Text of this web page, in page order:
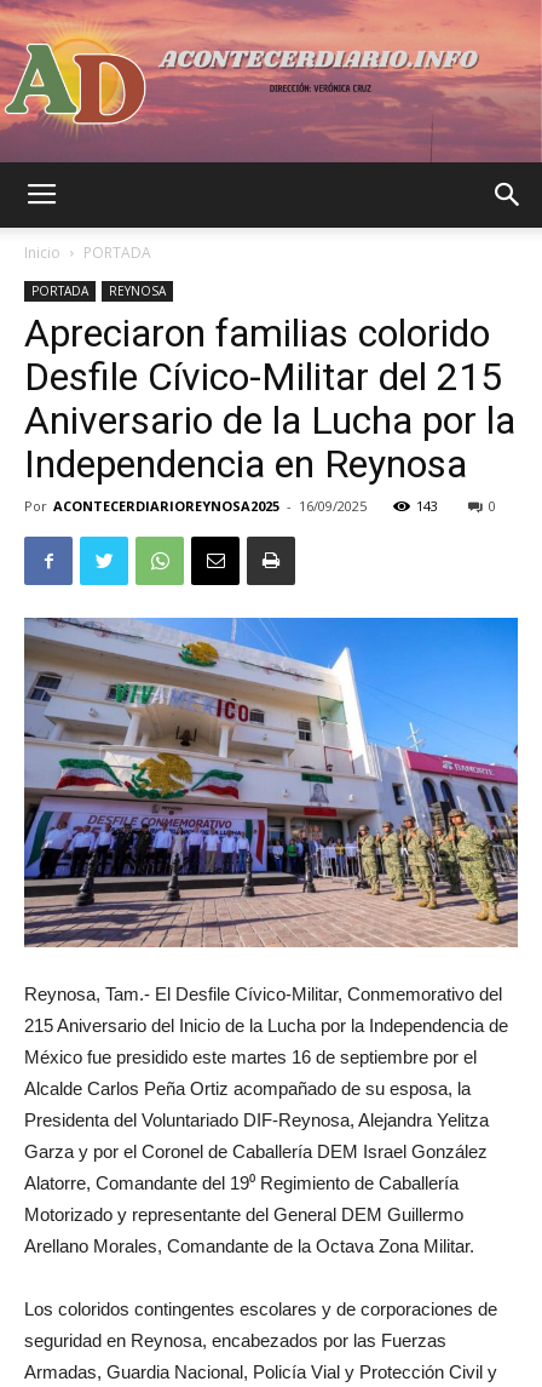
Diario
Inicio PORTADA
PORTADA REYNOSA
Apreciaron familias colorido
Desfile Cívico-Militar del 215
Aniversario de la Lucha por la
Independencia en Reynosa
Por ACONTECERDIARIOREYNOSA2025 - 16/09/2025 143 0
Reynosa, Tam.- El Desfile Cívico-Militar, Conmemorativo del
215 Aniversario del Inicio de la Lucha por la Independencia de
México fue presidido este martes 16 de septiembre por el
Alcalde Carlos Peña Ortiz acompañado de su esposa, la
Presidenta del Voluntariado DIF-Reynosa, Alejandra Yelitza
Garza y por el Coronel de Caballería DEM Israel González
Alatorre, Comandante del 19⁰ Regimiento de Caballería
Motorizado y representante del General DEM Guillermo
Arellano Morales, Comandante de la Octava Zona Militar.
Los coloridos contingentes escolares y de corporaciones de
seguridad en Reynosa, encabezados por las Fuerzas
Armadas, Guardia Nacional, Policía Vial y Protección Civil y